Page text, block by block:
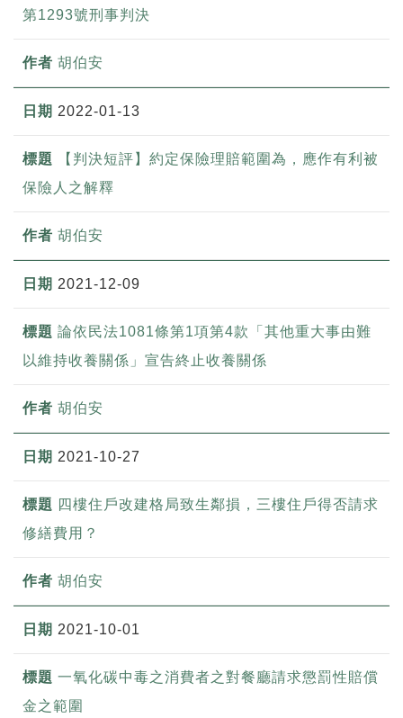
第1293號刑事判決
胡伯安
2022-01-13
【判決短評】約定保險理賠範圍為，應作有利被
保險人之解釋
胡伯安
2021-12-09
論依民法1081條第1項第4款「其他重大事由難
以維持收養關係」宣告終止收養關係
胡伯安
2021-10-27
四樓住戶改建格局致生鄰損，三樓住戶得否請求
修繕費用？
胡伯安
2021-10-01
一氧化碳中毒之消費者之對餐廳請求懲罰性賠償
金之範圍